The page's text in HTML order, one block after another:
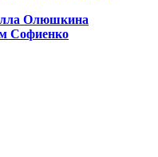
Олюшкина
Софиенко